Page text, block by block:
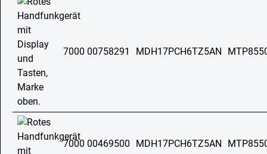
7000 00758291 MDH17PCH6TZ5AN
7000 00469500 MDH17PCH6TZ5AN